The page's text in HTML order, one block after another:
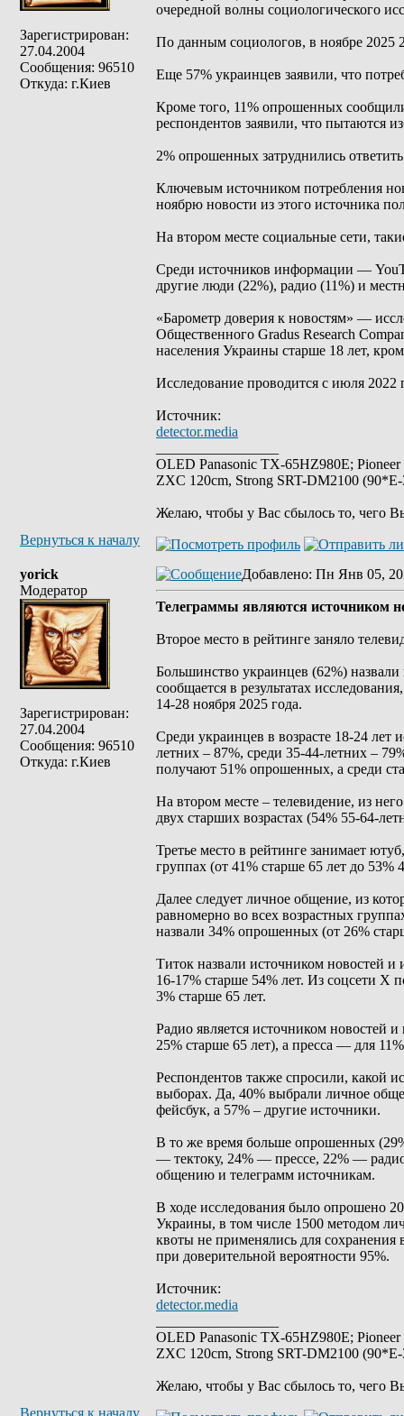
Зарегистрирован:
27.04.2004
Сообщения: 96510
Откуда: г.Киев
очередной волны социологического
По данным социологов, в ноябре 2025
Еще 57% украинцев заявили, что
Кроме того, 11% опрошенных
респондентов заявили, что пытаются
2% опрошенных затруднились
Ключевым источником потребления
ноябрю новости из этого источника
На втором месте социальные сети,
Среди источников информации —
другие люди (22%), радио (11%) и
«Барометр доверия к новостям» —
Общественного Gradus Research
населения Украины старше 18 лет,
Исследование проводится с июля 2022
Источник:
detector.media
OLED Panasonic TX-65HZ980E;
ZXC 120cm, Strong SRT-DM2100
Желаю, чтобы у Вас сбылось то, чего
Вернуться к началу
yorick
Модератор
Зарегистрирован:
27.04.2004
Сообщения: 96510
Откуда: г.Киев
Добавлено: Пн Янв 05,
Телеграммы являются источником
Второе место в рейтинге заняло
Большинство украинцев (62%)
сообщается в результатах
14-28 ноября 2025 года.
Среди украинцев в возрасте 18-24 лет
летних – 87%, среди 35-44-летних –
получают 51% опрошенных, а среди
На втором месте – телевидение, из
двух старших возрастах (54% 55-64-
Третье место в рейтинге занимает
группах (от 41% старше 65 лет до 53%
Далее следует личное общение, из
равномерно во всех возрастных
назвали 34% опрошенных (от 26%
Титок назвали источником новостей
16-17% старше 54% лет. Из соцсети Х
3% старше 65 лет.
Радио является источником
25% старше 65 лет), а пресса — для
Респондентов также спросили, какой
выборах. Да, 40% выбрали личное
фейсбук, а 57% – другие источники.
В то же время больше опрошенных
— тектоку, 24% — прессе, 22% —
общению и телеграмм источникам.
В ходе исследования было опрошено
Украины, в том числе 1500 методом
квоты не применялись для
при доверительной вероятности 95%.
Источник:
detector.media
OLED Panasonic TX-65HZ980E;
ZXC 120cm, Strong SRT-DM2100
Желаю, чтобы у Вас сбылось то, чего
Вернуться к началу